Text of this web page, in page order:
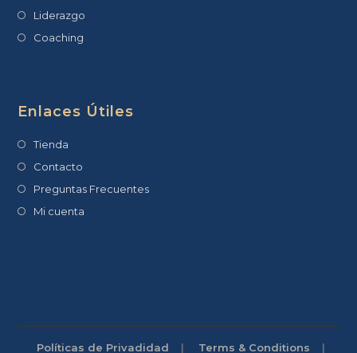
Liderazgo
Coaching
Enlaces Útiles
Tienda
Contacto
Preguntas Frecuentes
Mi cuenta
Políticas de Privadidad Terms & Conditions